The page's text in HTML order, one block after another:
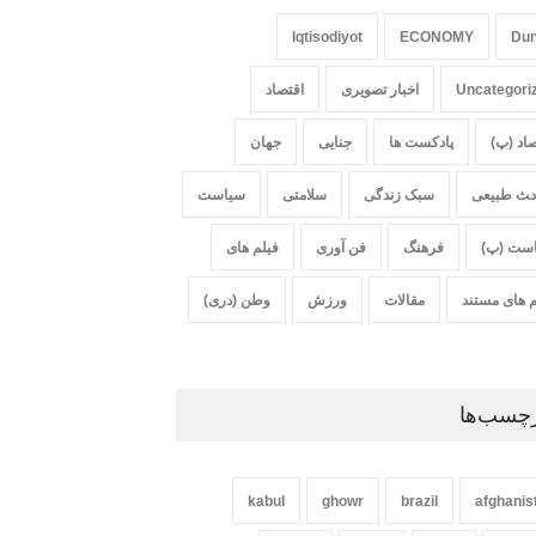
ECONOMY
Iqtisodiyot
اخبار تصویری اقتصاد
(پ) پادکست ها جنایی جهان
طبیعی سبک زندگی سلامتی سیاست
(پ) فرهنگ فن آوری فیلم های
های مستند مقالات ورزش وطن (دری)
brazil
ghowr
kabul